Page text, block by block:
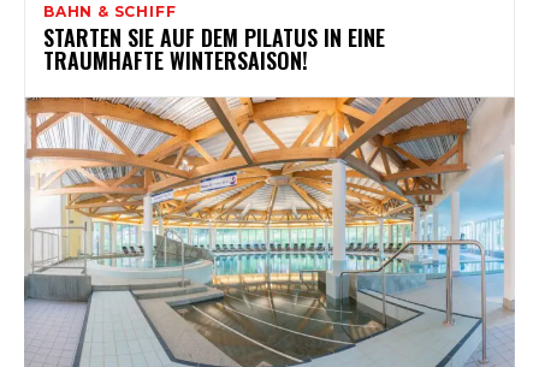
BAHN & SCHIFF
STARTEN SIE AUF DEM PILATUS IN EINE
TRAUMHAFTE WINTERSAISON!